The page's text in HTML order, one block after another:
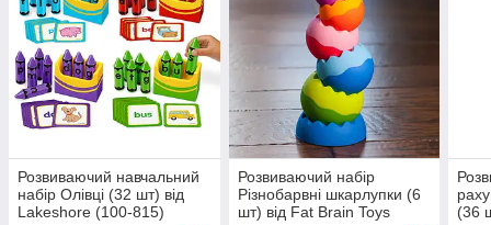
Розвиваючий навчальний
набір Олівці (32 шт) від
Lakeshore (100-815)
Розвиваючий набір
Різнобарвні шкарлупки (6
шт) від Fat Brain Toys
(36